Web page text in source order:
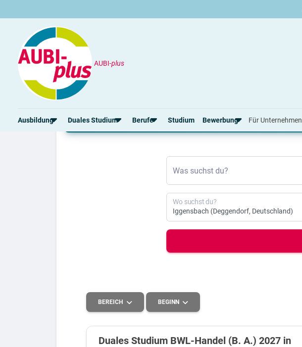
AUBI-plus
Ausbildung Duales Studium Berufe
Gut bezahlte Berufe
Kaufmännische Berufe
Berufe nach Themen
Schülerpraktikum
Berufs-Check starten
Studium Bewerbung
Anschreiben
Vorlagen
Online-Bewerbung
Vorstellungsgespräch
Bewerbungs-Check
Für Unternehmen
Duales Studium
Was suchst du?
Wo suchst du?
BEREICH BEGINN
Duales Studium BWL-Handel (B. A.) 2027 in